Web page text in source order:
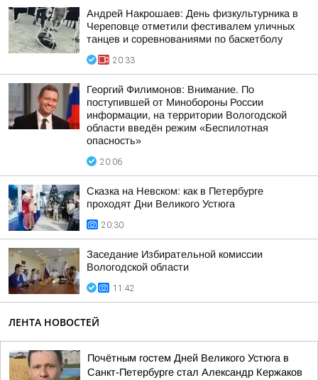
Андрей Накрошаев: День физкультурника в
Череповце отметили фестивалем уличных
танцев и соревнованиями по баскетболу
20:33
Георгий Филимонов: Внимание. По
поступившей от Минобороны России
информации, на территории Вологодской
области введён режим «Беспилотная
опасность»
20:06
Сказка на Невском: как в Петербурге
проходят Дни Великого Устюга
20:30
Заседание Избирательной комиссии
Вологодской области
11:42
ЛЕНТА НОВОСТЕЙ
Почётным гостем Дней Великого Устюга в
Санкт-Петербурге стал Александр Кержаков